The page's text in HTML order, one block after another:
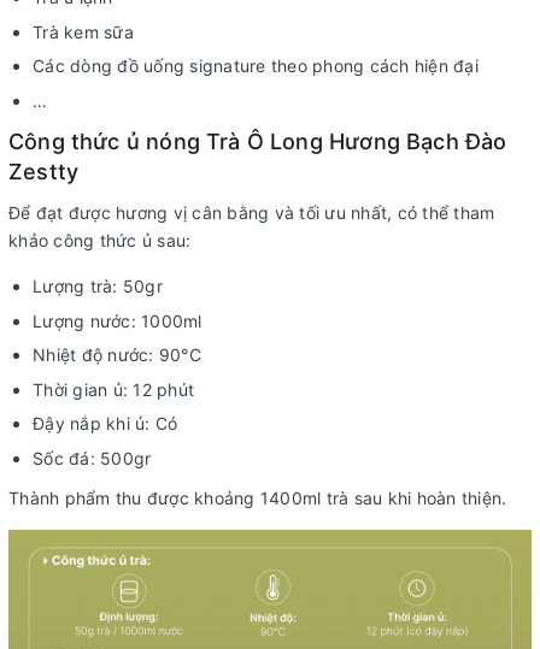
Trà kem sữa
Các dòng đồ uống signature theo phong cách hiện đại
…
Công thức ủ nóng Trà Ô Long Hương Bạch Đào
Zestty
Để đạt được hương vị cân bằng và tối ưu nhất, có thể tham
khảo công thức ủ sau:
Lượng trà: 50gr
Lượng nước: 1000ml
Nhiệt độ nước: 90°C
Thời gian ủ: 12 phút
Đậy nắp khi ủ: Có
Sốc đá: 500gr
Thành phẩm thu được khoảng 1400ml trà sau khi hoàn thiện.